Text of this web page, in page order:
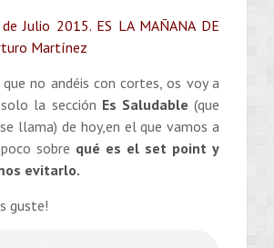
Julio 2015. ES LA MAÑANA DE
Martínez
no andéis con cortes, os voy a
la sección Es Saludable (que
llama) de hoy,en el que vamos a
sobre qué es el set point y
evitarlo.
guste!